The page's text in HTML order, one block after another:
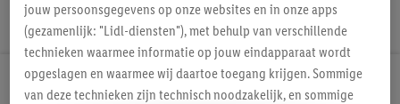
Lidl Nieuwsbrief
jouw persoonsgegevens op onze websites en in onze apps
(gezamenlijk: "Lidl-diensten"), met behulp van verschillende
technieken waarmee informatie op jouw eindapparaat wordt
opgeslagen en waarmee wij daartoe toegang krijgen. Sommige
van deze technieken zijn technisch noodzakelijk, en sommige